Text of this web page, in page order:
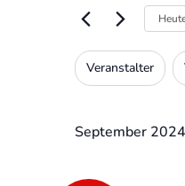
Filter
Das
der
Veranstalter
September 2024